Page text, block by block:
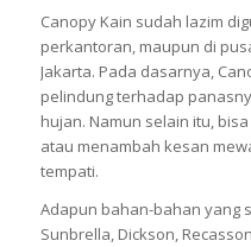
Canopy Kain sudah lazim
perkantoran, maupun di
Jakarta. Pada dasarnya,
pelindung terhadap
hujan. Namun selain itu,
atau menambah kesan
tempati.
Adapun bahan-bahan yang
Sunbrella, Dickson,